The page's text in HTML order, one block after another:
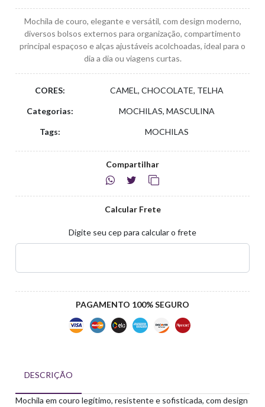
Mochila de couro, elegante e versátil, com design moderno,
diversos bolsos externos para organização, compartimento
principal espaçoso e alças ajustáveis acolchoadas, ideal para o
dia a dia ou viagens curtas.
CORES: CAMEL, CHOCOLATE, TELHA
Categorias: MOCHILAS, MASCULINA
Tags: MOCHILAS
Compartilhar
Calcular Frete
Digite seu cep para calcular o frete
PAGAMENTO 100% SEGURO
DESCRIÇÃO
Mochila em couro legítimo, resistente e sofisticada, com design